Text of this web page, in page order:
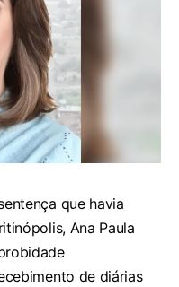
que havia
Ana Paula
de diárias